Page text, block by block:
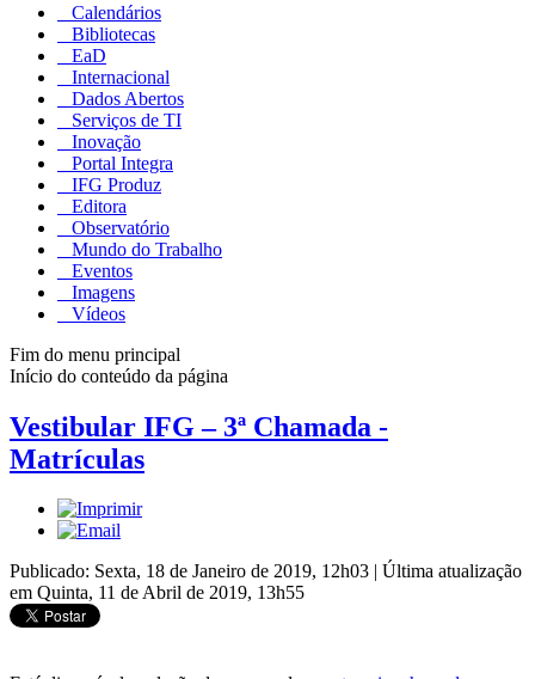
Calendários
Bibliotecas
EaD
Internacional
Dados Abertos
Serviços de TI
Inovação
Portal Integra
IFG Produz
Editora
Observatório
Mundo do Trabalho
Eventos
Imagens
Vídeos
Fim do menu principal
Início do conteúdo da página
Vestibular IFG – 3ª Chamada -
Matrículas
Publicado: Sexta, 18 de Janeiro de 2019, 12h03 | Última atualização
em Quinta, 11 de Abril de 2019, 13h55